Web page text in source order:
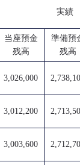
実績
当座預金
残高
準備預
残高
3,026,000
3,012,200
3,003,600